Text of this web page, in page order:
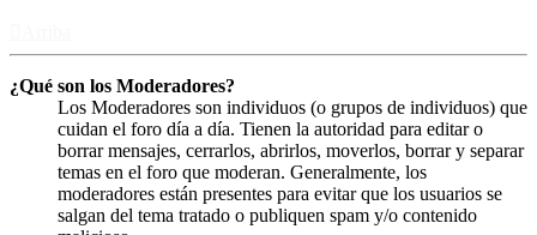
¿Qué son los Moderadores?
Los Moderadores son individuos (o grupos de individuos) que
cuidan el foro día a día. Tienen la autoridad para editar o
borrar mensajes, cerrarlos, abrirlos, moverlos, borrar y separar
temas en el foro que moderan. Generalmente, los
moderadores están presentes para evitar que los usuarios se
salgan del tema tratado o publiquen spam y/o contenido